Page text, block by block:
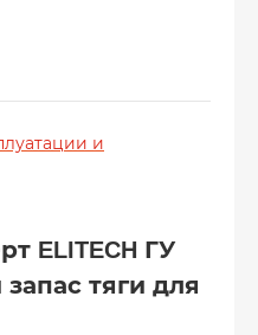
и
ELITECH ГУ
тяги для